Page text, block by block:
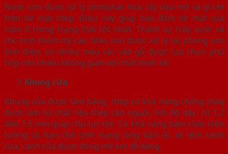
Nước sơn được xử lý photphat hóa, tẩy dầu mỡ và gỉ sét
trên bề mặt thép. Điều này giúp bảo đảm bề mặt cửa
luôn ở trong trạng thái tốt nhất. Tránh sự trầy xước và
cho tính thẩm mỹ cao. Màu sơn được xử lý tại phòng sơn
tĩnh điện, có nhiều màu sắc vân gỗ được lựa chọn phù
hợp cho nhiều không gian nội thất thiết kế.
Khung cửa
Khung cửa được làm bằng thép có khả năng chống cháy
được làm từ chất liệu thép cán nguội. Với độ dày từ 1,2
đến 1,5 mm giúp chịu lực tốt. Có khả năng bám chắc trên
tường và hạn chế tình trạng lỏng bản lề, xệ lệch cánh
cửa, cánh cửa được đóng mở em dễ dàng.